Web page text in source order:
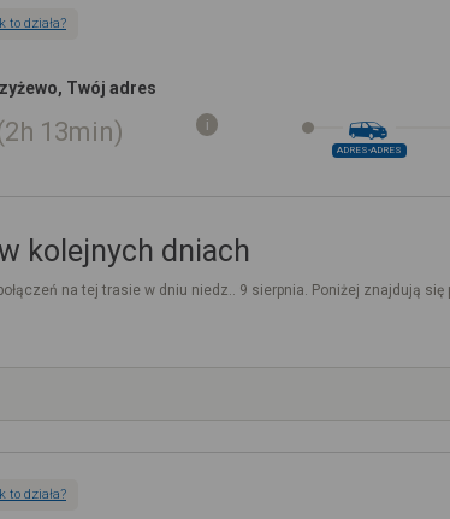
to działa?
Twój adres
2h 13min
ADRES-ADRES
kolejnych dniach
na tej trasie w dniu niedz.. 9 sierpnia. Poniżej znajdują
to działa?